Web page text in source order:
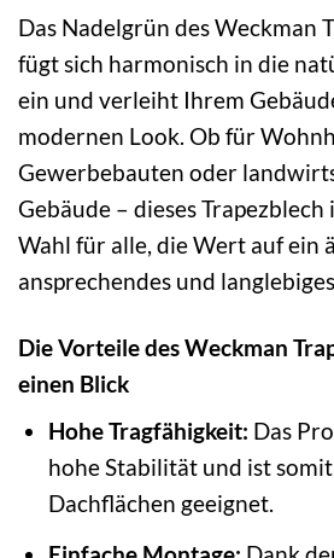
Das Nadelgrün des Weckman
fügt sich harmonisch in die
ein und verleiht Ihrem
modernen Look. Ob für
Gewerbebauten oder
Gebäude – dieses
Wahl für alle, die Wert auf ein
ansprechendes und
Die Vorteile des Weckman
einen Blick
Hohe Tragfähigkeit: Das
hohe Stabilität und ist
Dachflächen geeignet.